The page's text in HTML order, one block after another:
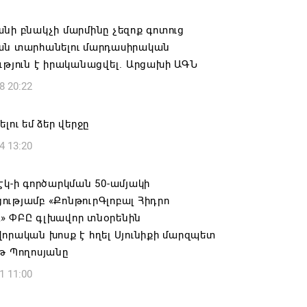
16:21
ղեկավար Գևորգ Փարսյանի
ճանապարհաշինական
16:09
բանակը «Իսկանդերով» հարվածել
գնացքին
14:32
120 մլն եվրո ներդրում՝
մի շարք զբոսաշրջային
բնակչի մարմինը չեզոք գոտուց
տարհանելու մարդասիրական
է իրականացվել. Արցախի ԱԳՆ
20:22
եմ ձեր վերջը
13:20
ի գործարկման 50-ամյակի
«ՔոնթուրԳլոբալ Հիդրո
​​​​​​​ՓԲԸ գլխավոր տնօրենին
խոսք է հղել Սյունիքի մարզպետ
Պողոսյանը
11:00